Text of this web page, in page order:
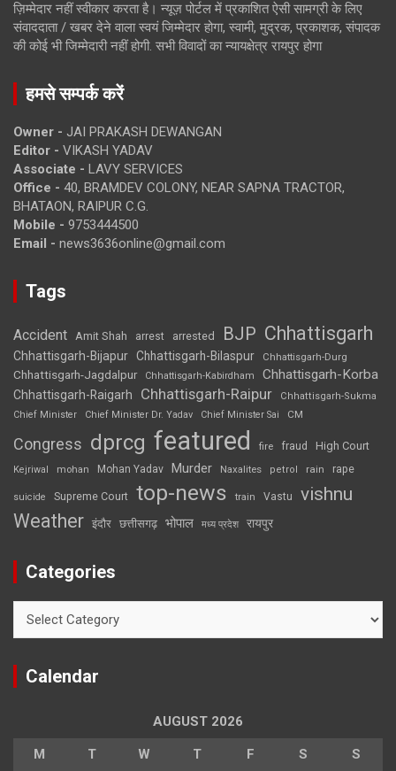
ज़िम्मेदार नहीं स्वीकार करता है। न्यूज़ पोर्टल में प्रकाशित ऐसी सामग्री के लिए
संवाददाता / खबर देने वाला स्वयं जिम्मेदार होगा, स्वामी, मुद्रक, प्रकाशक, संपादक
की कोई भी जिम्मेदारी नहीं होगी. सभी विवादों का न्यायक्षेत्र रायपुर होगा
हमसे सम्पर्क करें
Owner - JAI PRAKASH DEWANGAN
Editor - VIKASH YADAV
Associate - LAVY SERVICES
Office - 40, BRAMDEV COLONY, NEAR SAPNA TRACTOR,
BHATAON, RAIPUR C.G.
Mobile - 9753444500
Email - news3636online@gmail.com
Tags
Accident Amit Shah arrest arrested BJP Chhattisgarh
Chhattisgarh-Bijapur Chhattisgarh-Bilaspur Chhattisgarh-Durg
Chhattisgarh-Jagdalpur Chhattisgarh-Kabirdham Chhattisgarh-Korba
Chhattisgarh-Raigarh Chhattisgarh-Raipur
Chhattisgarh-Sukma
Chief Minister
Chief Minister Dr. Yadav Chief Minister Sai CM
Congress dprcg featured fire fraud High Court
Kejriwal mohan Mohan Yadav Murder Naxalites petrol rain rape
suicide Supreme Court top-news train Vastu vishnu
Weather इंदौर छत्तीसगढ़ भोपाल मध्य प्रदेश रायपुर
Categories
Calendar
AUGUST 2026
M T W T F S S